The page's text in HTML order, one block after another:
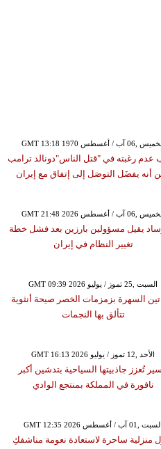
GMT 13:18 1970 الخميس ,06 آب / أغسطس
عدم رغبته في "قتل الناس"دونالد ترامب
أنه يفضَل التوصَل إلى إتفاق مع إيران
GMT 21:48 2026 الخميس ,06 آب / أغسطس
يقيل مسؤولين بارزين بعد فشل خطة
تغيير النظام في إيران
GMT 09:39 2026 السبت ,25 تموز / يوليو
السهرة بزمزمات الخصر صيحة أنثوية
تتألق بها النجمات
GMT 16:13 2026 الأحد ,12 تموز / يوليو
تُعزز جاذبيتها السياحية بتدشين أكبر
نافورة في المملكة بمنتجع الوادي
GMT 12:35 2026 السبت ,01 آب / أغسطس
منزلية ساحرة لاستعادة نعومة مناشفكِ